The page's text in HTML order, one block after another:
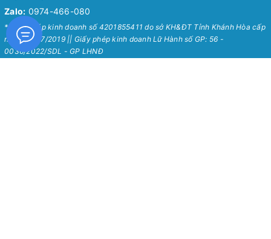
Zalo: 0974-466-080
* Giấy phép kinh doanh số 4201855411 do sở KH&ĐT Tỉnh Khánh Hòa cấp
ngày 24/07/2019 || Giấy phép kinh doanh Lữ Hành số GP: 56 -
0036/2022/SDL - GP LHNĐ